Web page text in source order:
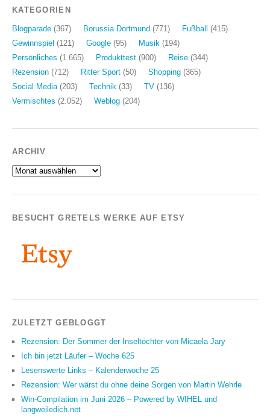
KATEGORIEN
Blogparade (367) Borussia Dortmund (771) Fußball
(415)
Gewinnspiel (121) Google (95) Musik (194)
Persönliches (1.665) Produkttest (900) Reise (344)
Rezension (712) Ritter Sport (50) Shopping (365)
Social Media (203) Technik (33) TV (136)
Vermischtes (2.052) Weblog (204)
ARCHIV
Archiv
BESUCHT GRETELS WERKE AUF ETSY
ZULETZT GEBLOGGT
Rezension: Der Sommer der Inseltöchter von Micaela Jary
Ich bin jetzt Läufer – Woche 625
Lesenswerte Links – Kalenderwoche 25
Rezension: Wer wärst du ohne deine Sorgen von Martin Wehrle
Win-Compilation im Juni 2026 – Powered by WIHEL und
langweiledich.net